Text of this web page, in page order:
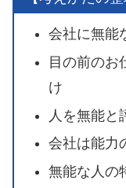
会社に無能
目の前のお
け
人を無能と
会社は能力
無能な人の